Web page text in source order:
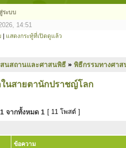
ระบบ
14:51
แสดงกระทู้ที่เปิดดูแล้ว
นสถานและศาสนพิธี » พิธีกรรมทางศา
ในสายตานักปราชญ์โลก
1 จากทั้งหมด 1 [ 11 โพสต์ ]
ข้อความ